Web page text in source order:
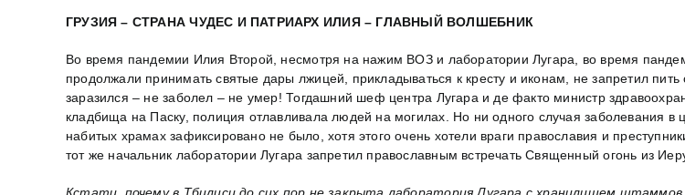
ГРУЗИЯ – СТРАНА ЧУДЕС И ПАТРИАРХ ИЛИЯ – ГЛАВНЫЙ ВОЛШЕБНИК
Во время пандемии Илия Второй, несмотря на нажим ВОЗ и лаборатории Лугара, во время
продолжали принимать святые дары лжицей, прикладываться к кресту и иконам, не запретил
заразился – не заболел – не умер! Тогдашний шеф центра Лугара и де факто министр
кладбища на Паску, полиция отлавливала людей на могилах. Но ни одного случая заболевания в
набитых храмах зафиксировано не было, хотя этого очень хотели враги православия и
тот же начальник лаборатории Лугара запретил православным встречать Священный огонь из